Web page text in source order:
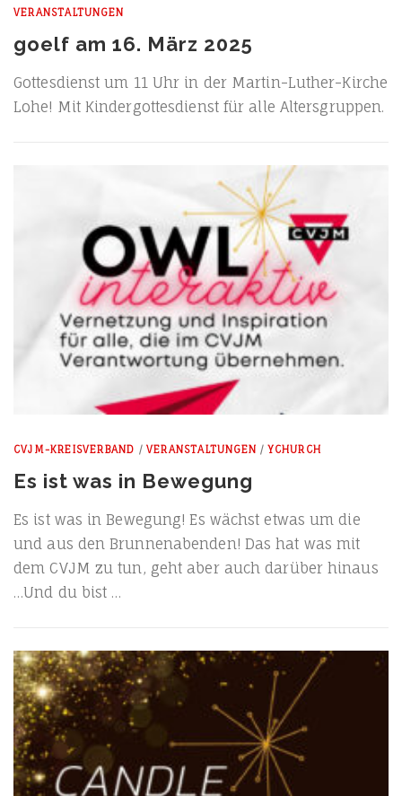
VERANSTALTUNGEN
goelf am 16. März 2025
Got­tes­dienst um 11 Uhr in der Mar­tin-Luther-Kir­che
Lohe! Mit Kin­der­got­tes­dienst für alle Altersgruppen.
CVJM-KREISVERBAND /VERANSTALTUNGEN /YCHURCH
Es ist was in Bewegung
Es ist was in Bewe­gung! Es wächst etwas um die
und aus den Brun­nen­a­ben­den! Das hat was mit
dem CVJM zu tun, geht aber auch dar­über hin­aus
…Und du bist …